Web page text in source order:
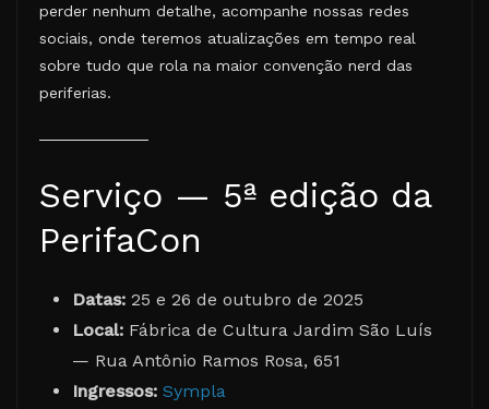
perder nenhum detalhe, acompanhe nossas redes
sociais, onde teremos atualizações em tempo real
sobre tudo que rola na maior convenção nerd das
periferias.
Serviço — 5ª edição da
PerifaCon
Datas: 25 e 26 de outubro de 2025
Local: Fábrica de Cultura Jardim São Luís
— Rua Antônio Ramos Rosa, 651
Ingressos: Sympla